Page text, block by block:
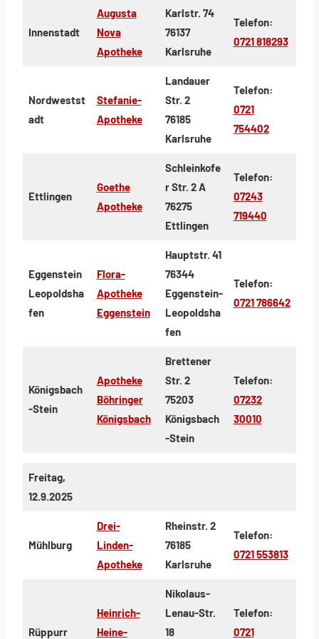
Innenstadt
Augusta
Nova
Apotheke
Karlstr. 74
76137
Karlsruhe
Telefon:
0721 818293
Nordwestst
adt
Stefanie-
Apotheke
Landauer
Str. 2
76185
Karlsruhe
Telefon:
0721
754402
Ettlingen
Goethe
Apotheke
Schleinkofe
r Str. 2 A
76275
Ettlingen
Telefon:
07243
719440
Eggenstein
Leopoldsha
fen
Flora-
Apotheke
Eggenstein
Hauptstr. 41
76344
Eggenstein-
Leopoldsha
fen
Telefon:
0721 786642
Königsbach
-Stein
Apotheke
Böhringer
Königsbach
Brettener
Str. 2
75203
Königsbach
-Stein
Telefon:
07232
30010
Freitag,
12.9.2025
Mühlburg
Drei-
Linden-
Apotheke
Rheinstr. 2
76185
Karlsruhe
Telefon:
0721 553813
Rüppurr
Heinrich-
Heine-
Nikolaus-
Lenau-Str.
18
Telefon:
0721